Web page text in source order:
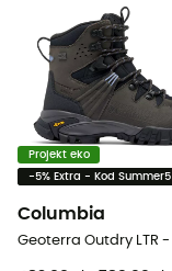
Projekt eko
-5% Extra - Kod Summer5
Columbia